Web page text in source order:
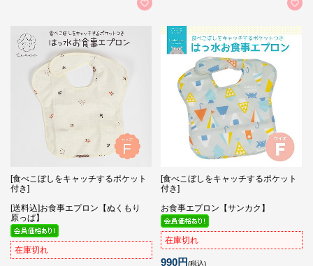
[食べこぼしをキャッチするポケット
付き]
[送料込]お食事エプロン【ぬくもり
原っぱ】
在庫切れ
[食べこぼしをキャッチするポケット
付き]
お食事エプロン【サンカク】
在庫切れ
990円(税込)